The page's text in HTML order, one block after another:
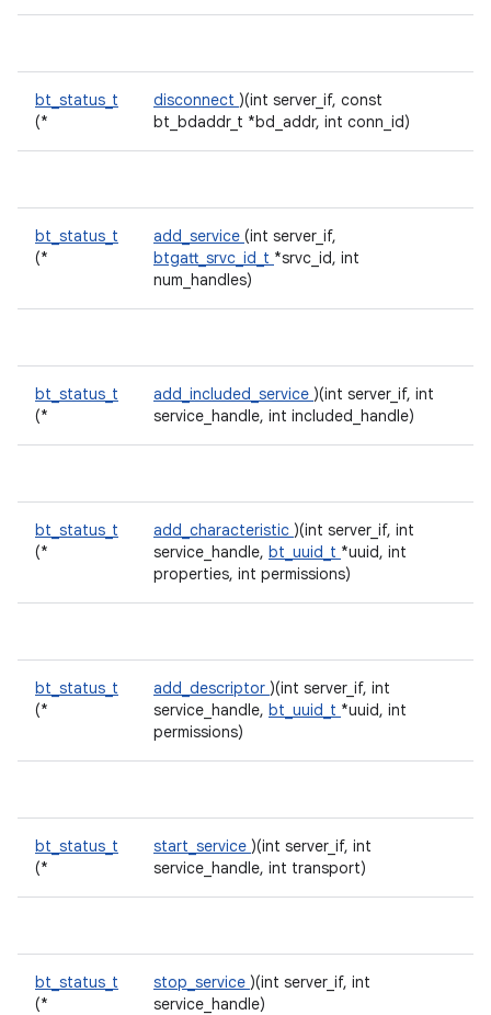
bt_status_t
(*
disconnect )(int server_if, const
bt_bdaddr_t *bd_addr, int conn_id)
bt_status_t
(*
add_service (int server_if,
btgatt_srvc_id_t *srvc_id, int
num_handles)
bt_status_t
(*
add_included_service )(int server_if, int
service_handle, int included_handle)
bt_status_t
(*
add_characteristic )(int server_if, int
service_handle, bt_uuid_t *uuid, int
properties, int permissions)
bt_status_t
(*
add_descriptor )(int server_if, int
service_handle, bt_uuid_t *uuid, int
permissions)
bt_status_t
(*
start_service )(int server_if, int
service_handle, int transport)
bt_status_t
(*
stop_service )(int server_if, int
service_handle)